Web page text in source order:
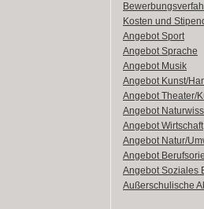
Kosten und
Angebot Sport
Angebot Sprache
Angebot Musik
Angebot Kunst/
Angebot Theater/
Angebot
Angebot Wirtschaft
Angebot Natur/
Angebot
Angebot Soziales
Außerschulische